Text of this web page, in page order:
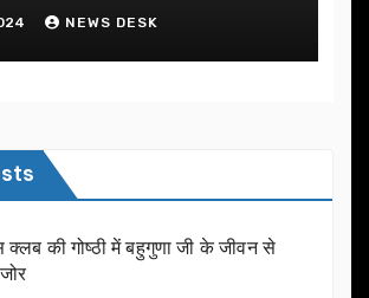
NEWS DESK
क्लब की गोष्ठी में बहुगुणा जी के जीवन से